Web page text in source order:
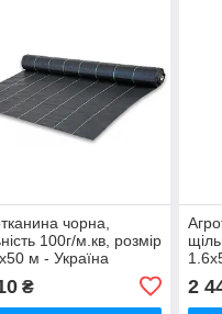
чорна,
100г/м.кв, розмір
м - Україна
₴ 2